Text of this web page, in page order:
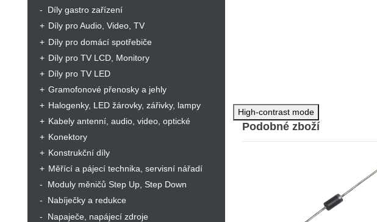
Díly gastro zařízení
Díly pro Audio, Video, TV
Díly pro domácí spotřebiče
Díly pro TV LCD, Monitory
Díly pro TV LED
Gramofonové přenosky a jehly
Halogenky, LED žárovky, zářivky, lampy
Kabely antenní, audio, video, optické
Konektory
Konstrukční díly
Měřící a pájecí technika, servisní nářadí
Moduly měničů Step Up, Step Down
Nabíječky a redukce
Napaječe, napájecí zdroje
High-contrast mode
Podobné zboží